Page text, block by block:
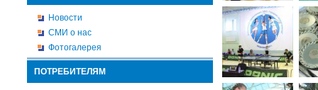
Новости
СМИ о нас
Фотогалерея
ПОТРЕБИТЕЛЯМ